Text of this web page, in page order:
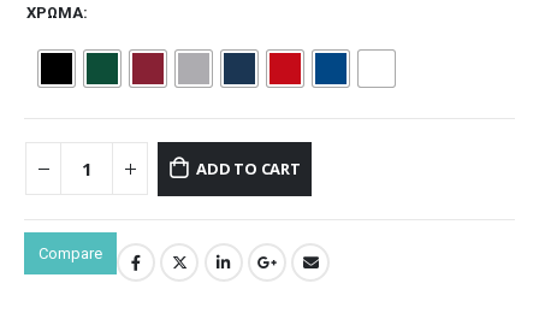
ΧΡΏΜΑ
ADD TO CART
Compare